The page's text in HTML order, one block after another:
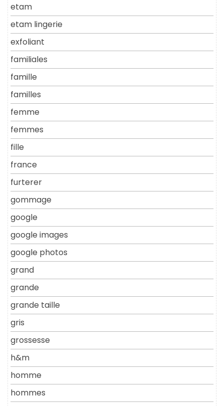
etam
etam lingerie
exfoliant
familiales
famille
familles
femme
femmes
fille
france
furterer
gommage
google
google images
google photos
grand
grande
grande taille
gris
grossesse
h&m
homme
hommes